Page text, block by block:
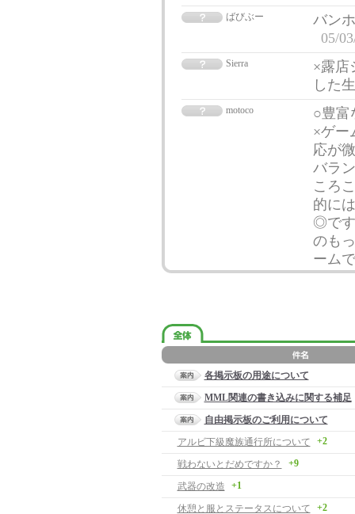
ばびぶー
バン
05/
Sierra
×露店
した
motoco
○豊富
×ゲー
応が
バラ
ころ
的に
◎です
のも
ーム
各掲示板の用途について
MML関連の書き込みに関する補足
自由掲示板のご利用について
アルビ下級魔族通行所について
+2
戦わないとだめですか？ +9
武器の改造 +1
休憩と服とステータスについて +2